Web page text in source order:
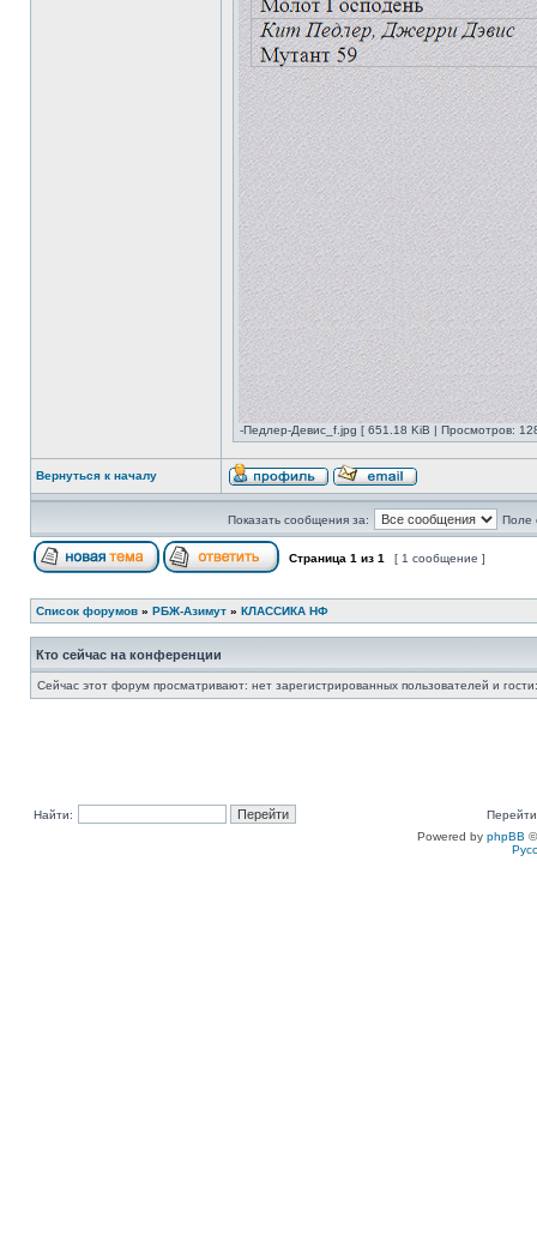
-Педлер-Девис_f.jpg [ 651.18 KiB | Просмотров:
Вернуться к началу
Показать сообщения за: Поле
Страница 1 из 1 [ 1 сообщение ]
Список форумов » РБЖ-Азимут » КЛАССИКА НФ
Кто сейчас на конференции
Сейчас этот форум просматривают: нет зарегистрированных пользователей и
Найти:
Powered by phpBB